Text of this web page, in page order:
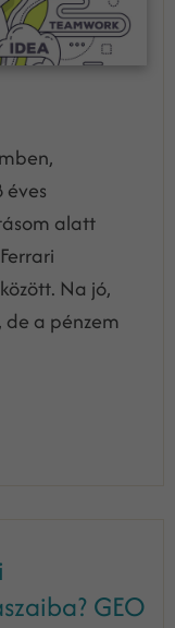
éves
alatt
Na jó,
de a pénzem
GEO